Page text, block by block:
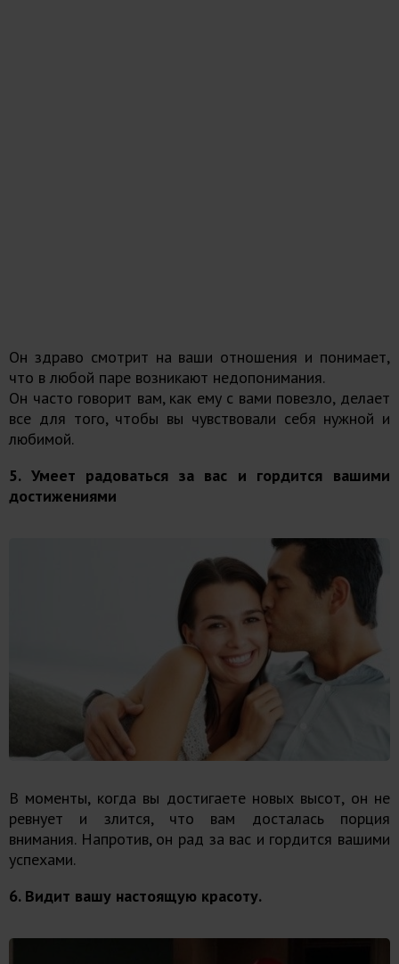
Он здраво смотрит на ваши отношения и понимает,
что в любой паре возникают недопонимания.
Он часто говорит вам, как ему с вами повезло, делает
все для того, чтобы вы чувствовали себя нужной и
любимой.
5. Умеет радоваться за вас и гордится вашими
достижениями
В моменты, когда вы достигаете новых высот, он не
ревнует и злится, что вам досталась порция
внимания. Напротив, он рад за вас и гордится вашими
успехами.
6. Видит вашу настоящую красоту.